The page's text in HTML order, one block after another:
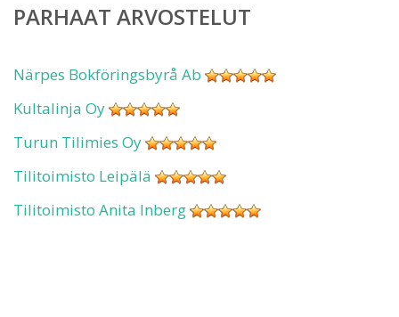
PARHAAT ARVOSTELUT
Närpes Bokföringsbyrå Ab
Kultalinja Oy
Turun Tilimies Oy
Tilitoimisto Leipälä
Tilitoimisto Anita Inberg